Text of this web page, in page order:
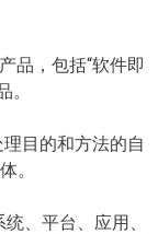
品，包括“软件即
。
目的和方法的自
。
、平台、应用、